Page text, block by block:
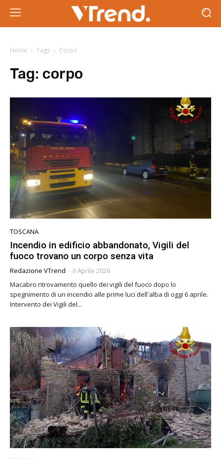
Home Tags Corpo
Tag: corpo
TOSCANA
Incendio in edificio abbandonato, Vigili del
fuoco trovano un corpo senza vita
Redazione VTrend - 6 Aprile 2026
Macabro ritrovamento quello dei vigili del fuoco dopo lo
spegnimento di un incendio alle prime luci dell'alba di oggi 6 aprile.
Intervento dei Vigili del...